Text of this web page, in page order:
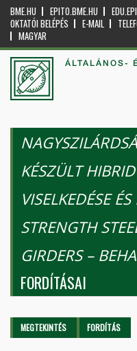
BME.HU EPITO.BME.HU
OKTATÓI BELÉPÉS
E-MAIL
MAGYAR
ÁLTALÁNOS-
KÉSZÜLT
VISELKEDÉSE
STRENGTH
GIRDERS –
FORDÍTÁSAI
Elsődleges fülek
MEGTEKINTÉS FORDÍTÁS